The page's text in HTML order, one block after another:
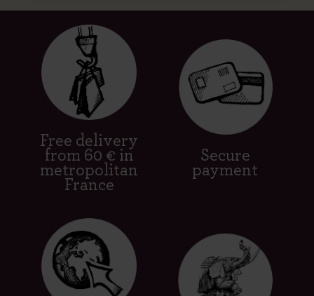
Free delivery
from 60 € in
metropolitan
France
Secure
payment